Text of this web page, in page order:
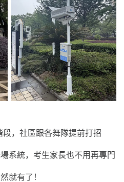
，社區跟各舞隊提前打招
系統，考生家長也不用再專門
就有了！